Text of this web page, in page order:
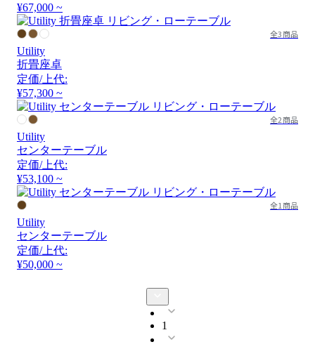
¥67,000 ~
全3商品
Utility
折畳座卓
定価/上代:
¥57,300 ~
全2商品
Utility
センターテーブル
定価/上代:
¥53,100 ~
全1商品
Utility
センターテーブル
定価/上代:
¥50,000 ~
1